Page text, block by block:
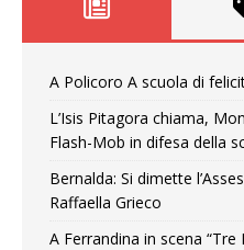
A Policoro A scuola di
L’Isis Pitagora chiama,
Flash-Mob in difesa della
Bernalda: Si dimette
Raffaella Grieco
A Ferrandina in scena